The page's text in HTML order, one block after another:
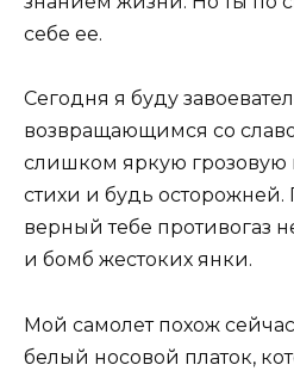
себе ее.
Сегодня я буду
возвращающимся со
слишком яркую грозовую
стихи и будь осторожней.
верный тебе противогаз
и бомб жестоких янки.
Мой самолет похож
белый носовой платок,